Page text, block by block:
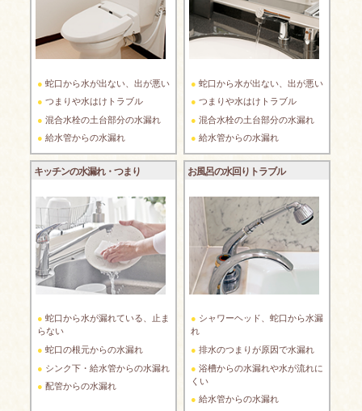
蛇口から水が出ない、出が悪い
つまりや水はけトラブル
混合水栓の土台部分の水漏れ
給水管からの水漏れ
蛇口から水が出ない、出が悪い
つまりや水はけトラブル
混合水栓の土台部分の水漏れ
給水管からの水漏れ
キッチンの水漏れ・つまり
蛇口から水が漏れている、止ま
らない
蛇口の根元からの水漏れ
シンク下・給水管からの水漏れ
配管からの水漏れ
お風呂の水回りトラブル
シャワーヘッド、蛇口から水漏
れ
排水のつまりが原因で水漏れ
浴槽からの水漏れや水が流れに
くい
給水管からの水漏れ